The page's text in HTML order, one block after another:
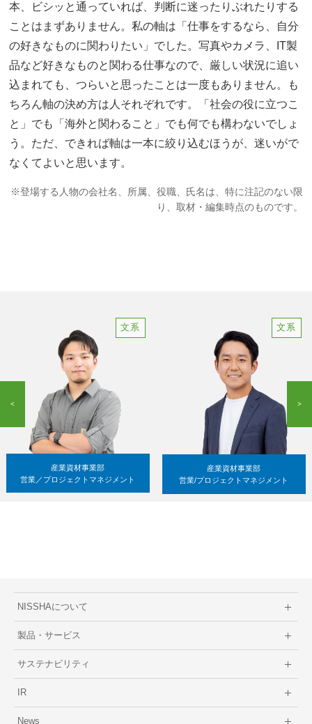
本、ビシッと通っていれば、判断に迷ったりぶれたりする
ことはまずありません。私の軸は「仕事をするなら、自分
の好きなものに関わりたい」でした。写真やカメラ、IT製
品など好きなものと関わる仕事なので、厳しい状況に追い
込まれても、つらいと思ったことは一度もありません。も
ちろん軸の決め方は人それぞれです。「社会の役に立つこ
と」でも「海外と関わること」でも何でも構わないでしょ
う。ただ、できれば軸は一本に絞り込むほうが、迷いがで
なくてよいと思います。
※登場する人物の会社名、所属、役職、氏名は、特に注記のない限
り、取材・編集時点のものです。
産業資材事業部
営業／プロジェクトマネジメント
文系
産業資材事業部
営業/プロジェクトマネジメント
文系
< >
NISSHAについて
製品・サービス
サステナビリティ
IR
News